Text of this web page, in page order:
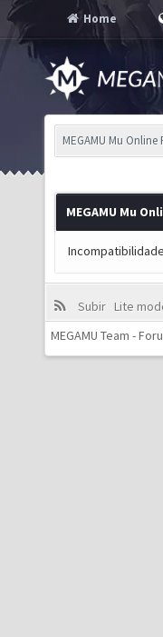
Home
MEGAMU Mu Online
MEGAMU Mu
Subir Lite
MEGAMU Team -